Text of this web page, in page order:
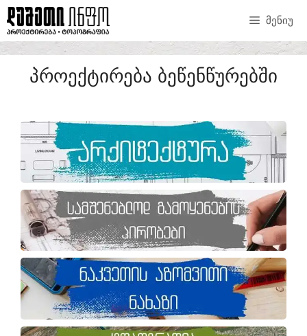
ᲛᲔᲜᲘᲣ
ᲞᲠᲝᲔᲥᲢᲘᲠᲔᲑᲐ ᲑᲔᲬᲔᲜᲬᲣᲠᲔᲑᲨᲘ